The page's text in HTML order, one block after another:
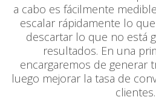
a cabo es fácilmente
escalar rápidamente lo
descartar lo que no está
resultados. En una
encargaremos de generar
luego mejorar la tasa de
clientes.